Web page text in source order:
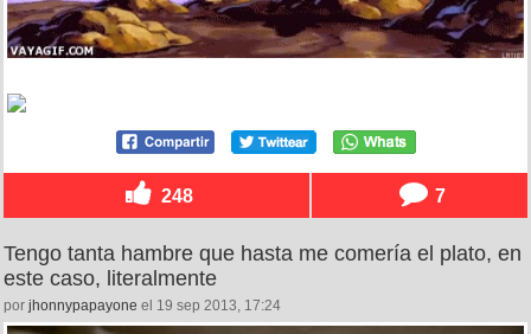
248 7
Tengo tanta hambre que hasta me comería el plato, en
este caso, literalmente
por jhonnypapayone el 19 sep 2013, 17:24